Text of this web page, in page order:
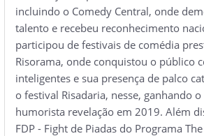
incluindo o Comedy Central, onde
talento e recebeu reconhecimento
participou de festivais de comédia
Risorama, onde conquistou o público
inteligentes e sua presença de palco
o festival Risadaria, nesse, ganhando
humorista revelação em 2019. Além
FDP - Fight de Piadas do Programa